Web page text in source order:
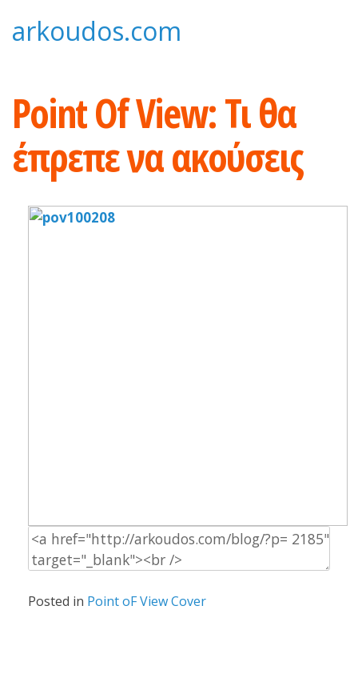
to
arkoudos.com
Point Of View: Τι θα
έπρεπε να ακούσεις
Posted in Point oF View Cover